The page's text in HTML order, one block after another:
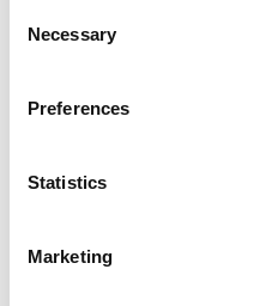
Selection
Necessary
Preferences
Statistics
Marketing
einer großen
Disziplin und die
Darauf sind wir als
Gemeinsam
Die Munich Open